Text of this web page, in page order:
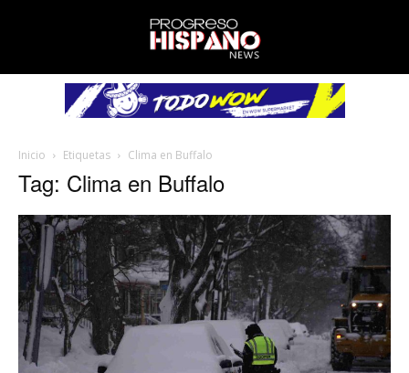
Inicio Etiquetas Clima en Buffalo
Tag: Clima en Buffalo